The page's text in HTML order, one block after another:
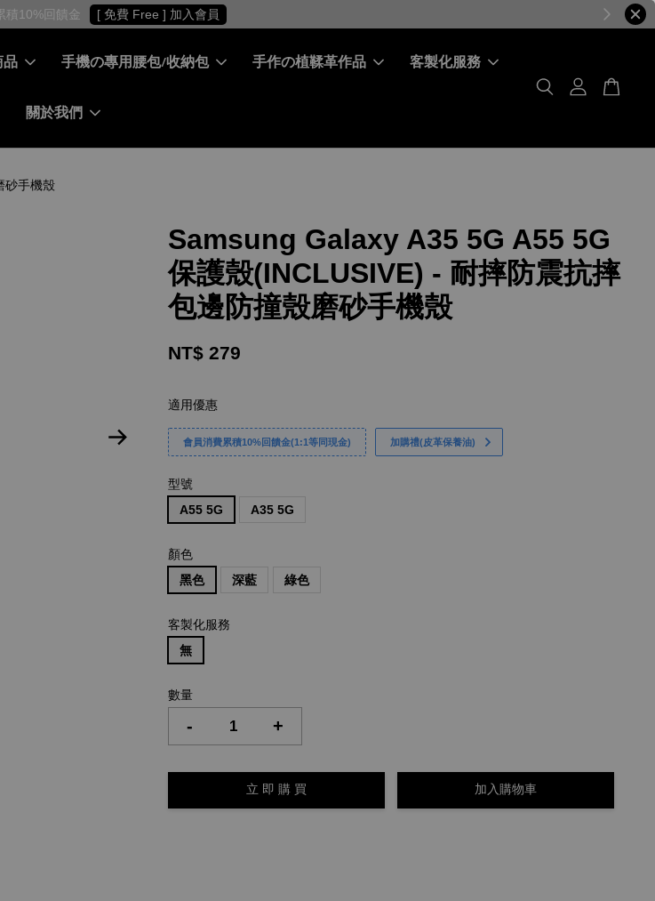
積10%回饋金 [ 免費 Free ] 加入會員
品 手機の專用腰包/收納包 手作の植鞣革作品 客製化服務
關於我們
砂手機殼
Samsung Galaxy A35 5G A55 5G
保護殼(INCLUSIVE) - 耐摔防震抗摔
包邊防撞殼磨砂手機殼
NT$ 279
適用優惠
會員消費累積10%回饋金(1:1等同現金) 加購禮(皮革保養油)
型號
A55 5G
A35 5G
顏色
黑色
深藍 綠色
客製化服務
無
數量
- +
立 即 購 買 加入購物車